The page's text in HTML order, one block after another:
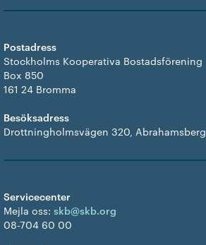
Postadress
Stockholms Kooperativa Bostadsförening
Box 850
161 24 Bromma
Besöksadress
Drottningholmsvägen 320, Abrahamsberg
Servicecenter
Mejla oss: skb@skb.org
08-704 60 00